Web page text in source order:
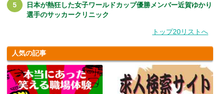
日本が熱狂した女子ワールドカップ優勝メンバー近賀ゆかり
選手のサッカークリニック
トップ20リストへ
人気の記事